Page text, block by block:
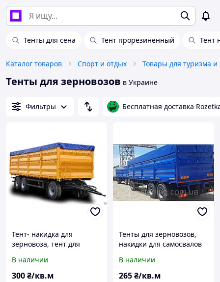
Тенты для сена Тент прорезиненный Тент
Каталог товаров Спорт и отдых Товары для туризма
Тенты для зерновозов в Украине
Фильтры Бесплатная доставка
Тент- накидка для
зерновоза, тент для
В наличии
300₴/кв.м
Тенты для зерновозов,
накидки для самосвалов
680 г/м2.
В наличии
265₴/кв.м